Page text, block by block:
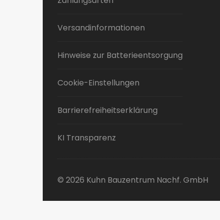
Versandinformationen
Hinweise zur Batterieentsorgung
Cookie-Einstellungen
Barrierefreiheitserklärung
KI Transparenz
© 2026 Kuhn Bauzentrum Nachf. GmbH